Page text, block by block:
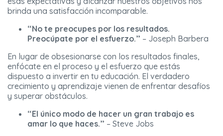
brinda una satisfacción incomparable.
“No te preocupes por los resultados.
Preocúpate por el esfuerzo.” – Joseph Barbera
En lugar de obsesionarse con los resultados finales,
enfócate en el proceso y el esfuerzo que estás
dispuesto a invertir en tu educación. El verdadero
crecimiento y aprendizaje vienen de enfrentar desafíos
y superar obstáculos.
“El único modo de hacer un gran trabajo es
amar lo que haces.” – Steve Jobs